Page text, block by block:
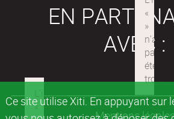
Ce site utilise Xiti. En appuyant sur
EN
AVEC :
Mentions